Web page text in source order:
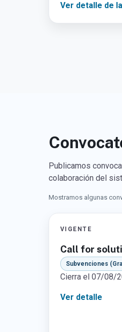
Ver detalle de
Publicamos
colaboración del
Mostramos algunas
VIGENTE
Call for
Subvenciones
Cierra el 07/08/
Ver detalle